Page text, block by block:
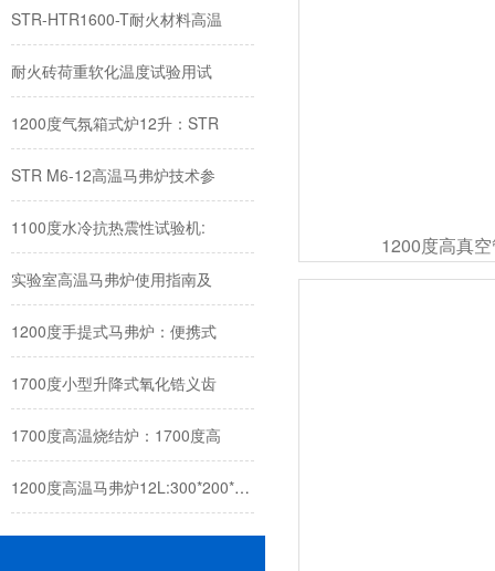
1200度高真
STR-HTR1600-T耐火材料高温
耐火砖荷重软化温度试验用试
1200度气氛箱式炉12升：STR
STR M6-12高温马弗炉技术参
1100度水冷抗热震性试验机:
实验室高温马弗炉使用指南及
1200度手提式马弗炉：便携式
1700度小型升降式氧化锆义齿
1700度高温烧结炉：1700度高
1200度高温马弗炉12L:300*200*200